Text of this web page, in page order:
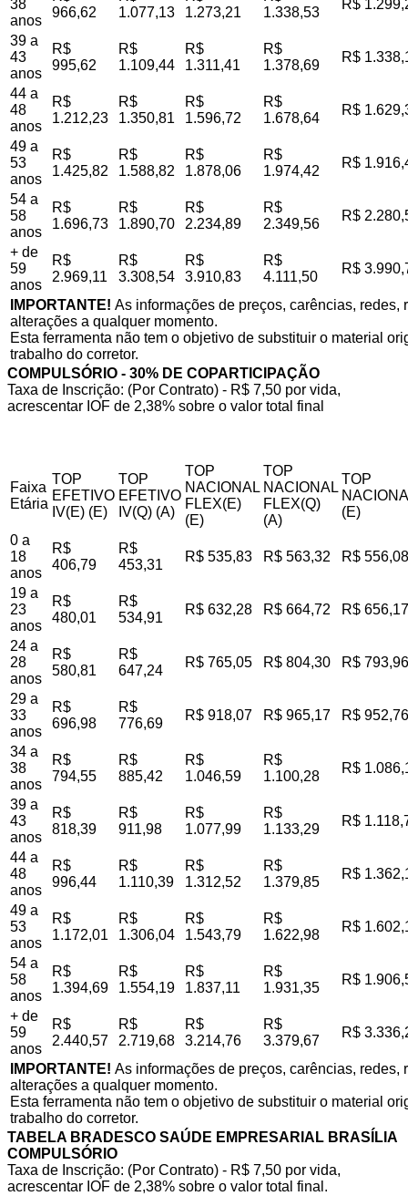
38
anos
966,62
1.077,13
1.273,21
1.338,53
R$
39 a
43
anos
R$
995,62
R$
1.109,44
R$
1.311,41
R$
1.378,69
R$
44 a
48
anos
R$
1.212,23
R$
1.350,81
R$
1.596,72
R$
1.678,64
R$
49 a
53
anos
R$
1.425,82
R$
1.588,82
R$
1.878,06
R$
1.974,42
R$
54 a
58
anos
R$
1.696,73
R$
1.890,70
R$
2.234,89
R$
2.349,56
R$
+ de
59
anos
R$
2.969,11
R$
3.308,54
R$
3.910,83
R$
4.111,50
R$
IMPORTANTE! As informações de preços, carências,
alterações a qualquer momento.
Esta ferramenta não tem o objetivo de substituir o material
trabalho do corretor.
COMPULSÓRIO - 30% DE COPARTICIPAÇÃO
Taxa de Inscrição: (Por Contrato) - R$ 7,50 por vida,
acrescentar IOF de 2,38% sobre o valor total final
Faixa
Etária
TOP
EFETIVO
IV(E) (E)
TOP
EFETIVO
IV(Q) (A)
TOP
NACIONAL
FLEX(E)
(E)
TOP
NACIONAL
FLEX(Q)
(A)
TOP
(E)
0 a
18
anos
R$
406,79
R$
453,31
R$ 535,83 R$ 563,32 R$ 556,08
19 a
23
anos
R$
480,01
R$
534,91
R$ 632,28 R$ 664,72 R$ 656,17
24 a
28
anos
R$
580,81
R$
647,24
R$ 765,05 R$ 804,30 R$ 793,96
29 a
33
anos
R$
696,98
R$
776,69
R$ 918,07 R$ 965,17 R$ 952,76
34 a
38
anos
R$
794,55
R$
885,42
R$
1.046,59
R$
1.100,28
R$
39 a
43
anos
R$
818,39
R$
911,98
R$
1.077,99
R$
1.133,29
R$
44 a
48
anos
R$
996,44
R$
1.110,39
R$
1.312,52
R$
1.379,85
R$
49 a
53
anos
R$
1.172,01
R$
1.306,04
R$
1.543,79
R$
1.622,98
R$
54 a
58
anos
R$
1.394,69
R$
1.554,19
R$
1.837,11
R$
1.931,35
R$
+ de
59
anos
R$
2.440,57
R$
2.719,68
R$
3.214,76
R$
3.379,67
R$
IMPORTANTE! As informações de preços, carências,
alterações a qualquer momento.
Esta ferramenta não tem o objetivo de substituir o material
trabalho do corretor.
TABELA BRADESCO SAÚDE EMPRESARIAL BRASÍLIA
COMPULSÓRIO
Taxa de Inscrição: (Por Contrato) - R$ 7,50 por vida,
acrescentar IOF de 2,38% sobre o valor total final.